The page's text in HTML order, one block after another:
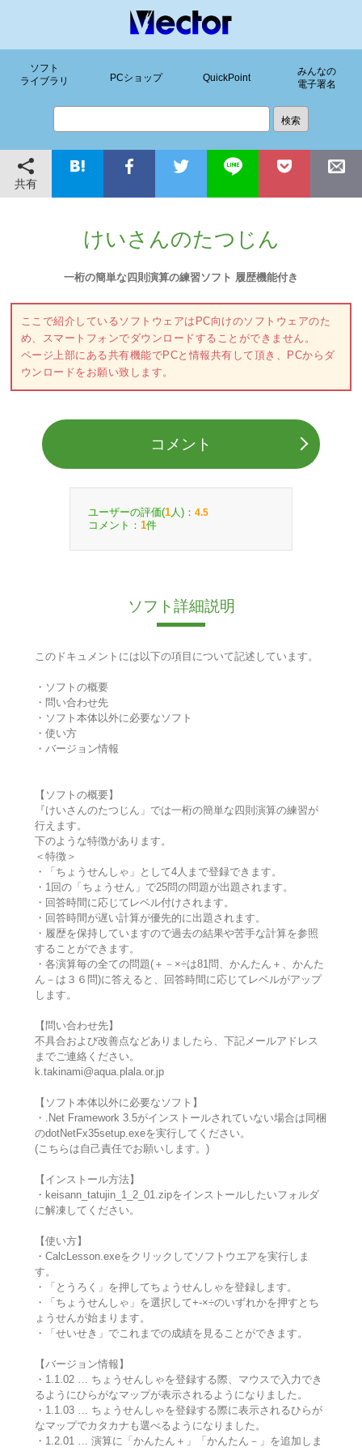
ソフト
ライブラリ
PCショップ QuickPoint
みんなの
電子署名
共有
けいさんのたつじん
一桁の簡単な四則演算の練習ソフト 履歴機能付き
ここで紹介しているソフトウェアはPC向けのソフトウェアのた
め、スマートフォンでダウンロードすることができません。
ページ上部にある共有機能でPCと情報共有して頂き、PCからダ
ウンロードをお願い致します。
コメント
ユーザーの評価(1 人)： 4.5
コメント： 1件
ソフト詳細説明
このドキュメントには以下の項目について記述しています。
・ソフトの概要
・問い合わせ先
・ソフト本体以外に必要なソフト
・使い方
・バージョン情報
【ソフトの概要】
『けいさんのたつじん」では一桁の簡単な四則演算の練習が
行えます。
下のような特徴があります。
＜特徴＞
・「ちょうせんしゃ」として4人まで登録できます。
・1回の「ちょうせん」で25問の問題が出題されます。
・回答時間に応じてレベル付けされます。
・回答時間が遅い計算が優先的に出題されます。
・履歴を保持していますので過去の結果や苦手な計算を参照
することができます。
・各演算毎の全ての問題(＋－×÷は81問、かんたん＋、かんた
ん－は３６問)に答えると、回答時間に応じてレベルがアップ
します。
【問い合わせ先】
不具合および改善点などありましたら、下記メールアドレス
までご連絡ください。
k.takinami@aqua.plala.or.jp
【ソフト本体以外に必要なソフト】
・.Net Framework 3.5がインストールされていない場合は同梱
のdotNetFx35setup.exeを実行してください。
(こちらは自己責任でお願いします。)
【インストール方法】
・keisann_tatujin_1_2_01.zipをインストールしたいフォルダ
に解凍してください。
【使い方】
・CalcLesson.exeをクリックしてソフトウエアを実行しま
す。
・「とうろく」を押してちょうせんしゃを登録します。
・「ちょうせんしゃ」を選択して+-×÷のいずれかを押すとち
ょうせんが始まります。
・「せいせき」でこれまでの成績を見ることができます。
【バージョン情報】
・1.1.02 … ちょうせんしゃを登録する際、マウスで入力でき
るようにひらがなマップが表示されるようになりました。
・1.1.03 … ちょうせんしゃを登録する際に表示されるひらが
なマップでカタカナも選べるようになりました。
・1.2.01 … 演算に「かんたん＋」「かんたん－」を追加しま